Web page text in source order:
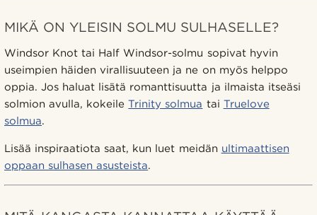
MIKÄ ON YLEISIN SOLMU SULHASELLE?
Windsor Knot tai Half Windsor-solmu sopivat hyvin
useimpien häiden virallisuuteen ja ne on myös helppo
oppia. Jos haluat lisätä romanttisuutta ja ilmaista itseäsi
solmion avulla, kokeileTrinity solmua tai Truelove
solmua.
Lisää inspiraatiota saat, kun luet meidän ultimaattisen
oppaan sulhasen asusteista.